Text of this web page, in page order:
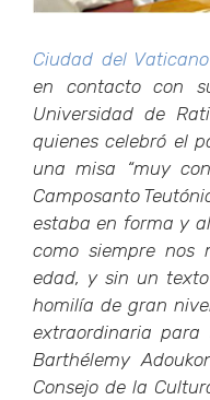
Ciudad del Vaticano
en contacto con
Universidad de
quienes celebró el
una misa “muy
Camposanto
estaba en forma y
como siempre nos
edad, y sin un
homilía de gran
extraordinaria para
Barthélemy
Consejo de la